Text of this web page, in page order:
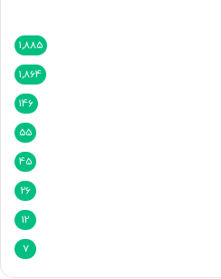
1,885
1,864
146
55
45
26
12
7